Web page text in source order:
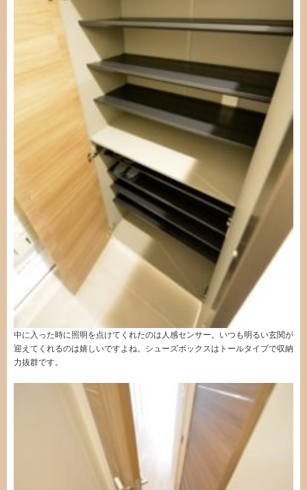
中に入った時に照明を点けてくれたのは人感センサー。いつも明るい玄関が
迎えてくれるのは嬉しいですよね。シューズボックスはトールタイプで収納
力抜群です。